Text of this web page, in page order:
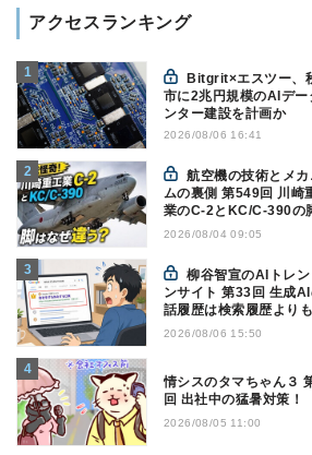
アクセスランキング
市に2兆円規模のAIデー
ンター建設を計画か
2026/08/06 16:41
航空機の技術とメカニズ
ムの裏側 第549回 川崎
業のC-2とKC/C-390の
なぜ違う? - 降着装置は
2026/08/04 09:05
柳谷智宣のAIトレンドイ
ンサイト 第33回 生成
話履歴は検索履歴より
キー？今のうちに情報
2026/08/06 15:50
情シスのタマちゃん３
回 出社中の猛暑対策！
2026/08/05 11:00